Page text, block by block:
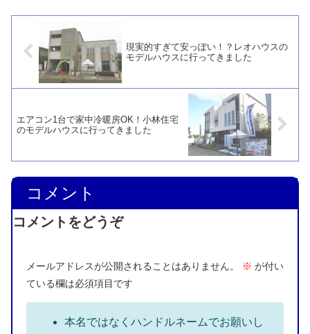
小限にしました。
現実的すぎて安っぽい！？レオハウスの
モデルハウスに行ってきました
エアコン1台で家中冷暖房OK！小林住宅
のモデルハウスに行ってきました
コメント
コメントをどうぞ
メールアドレスが公開されることはありません。 ※ が付い
ている欄は必須項目です
本名ではなくハンドルネームでお願いし